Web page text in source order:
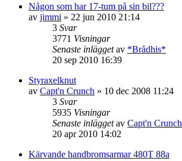
Någon som har 17-tum på sin bil???
av jimmi » 22 jun 2010 21:14
3 Svar
3771 Visningar
Senaste inläggetav *Brådhis*
20 sep 2010 16:39
Styraxelknut
av Capt'n Crunch » 10 dec 2008 11:24
3 Svar
5935 Visningar
Senaste inläggetav Capt'n Crunch
20 apr 2010 14:02
Kärvande handbromsarmar 480T 88a